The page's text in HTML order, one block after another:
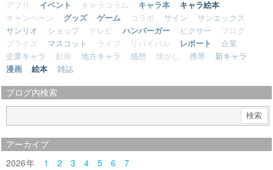
アプリ
イベント キャラコラム キャラ本
キャラ絵本
キャンペーン
グッズ ゲーム コラボ サイン
サンエックス
サンリオ
ショップ テレビ ハンバーガー ピクサー
ブログ
プライズ
マスコット ライブ リバイバル レポート
企業
企業キャラ
動画 地方キャラ 感想 懐かし 携帯
新キャラ
漫画
絵本 雑誌
ブログ内検索
アーカイブ
2026 1 2 3 4 5 6
7